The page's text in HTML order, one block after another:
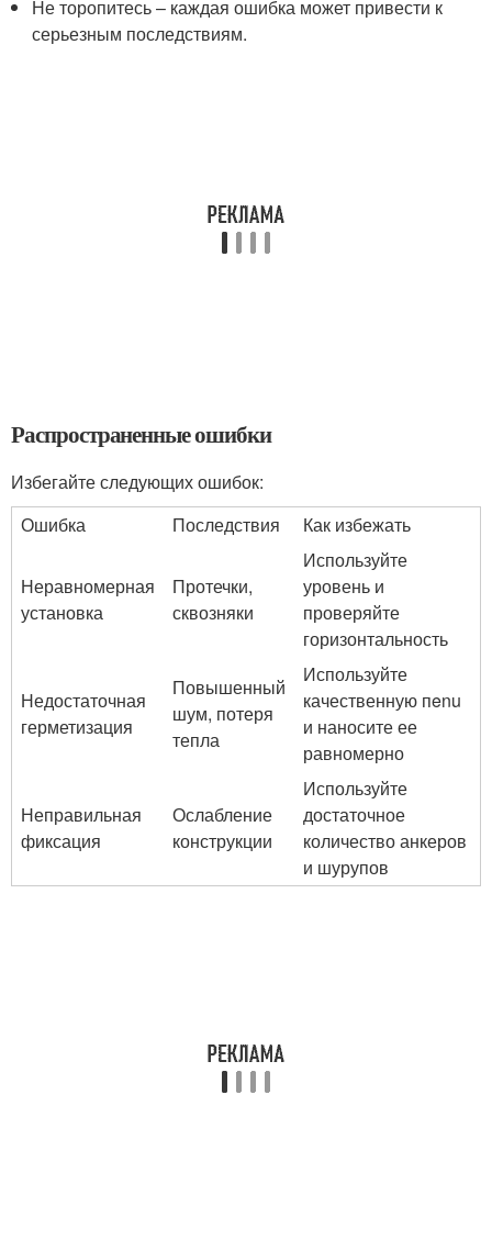
Не торопитесь – каждая ошибка может привести к
серьезным последствиям.
Распространенные ошибки
Избегайте следующих ошибок:
Ошибка
Последствия Как избежать
Неравномерная
установка
Протечки,
сквозняки
Используйте
уровень и
проверяйте
горизонтальность
Недостаточная
герметизация
Повышенный
шум, потеря
тепла
Используйте
качественную пenu
и наносите ее
равномерно
Неправильная
фиксация
Ослабление
конструкции
Используйте
достаточное
количество анкеров
и шурупов